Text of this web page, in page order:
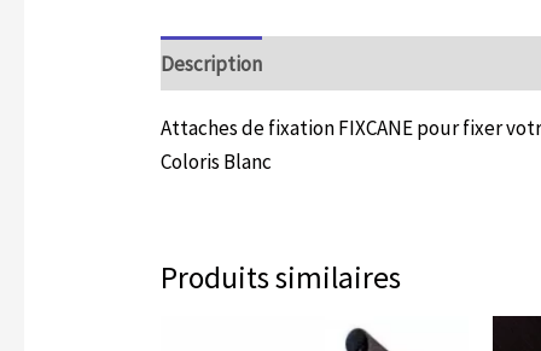
Description
Attaches de fixation FIXCANE pour fixer
Coloris Blanc
Produits similaires